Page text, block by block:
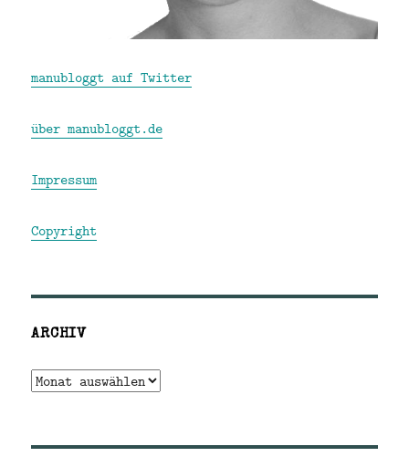
manubloggt auf Twitter
über manubloggt.de
Impressum
Copyright
ARCHIV
Archiv